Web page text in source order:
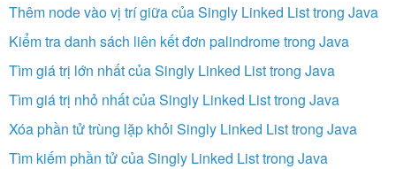
Thêm node vào vị trí giữa của Singly Linked List trong Java
Kiểm tra danh sách liên kết đơn palindrome trong Java
Tìm giá trị lớn nhất của Singly Linked List trong Java
Tìm giá trị nhỏ nhất của Singly Linked List trong Java
Xóa phần tử trùng lặp khỏi Singly Linked List trong Java
Tìm kiếm phần tử của Singly Linked List trong Java